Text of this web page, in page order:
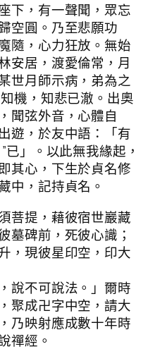
，有一聲聞，眾忘
空圓。乃至悲願功
隨，心力狂放。無始
安居，渡愛倫常，月
世月師示病，弟為之
機，知悲已澈。出奧
聞弦外音，心體自
遊，於友中語：「有
已」。以此無我緣起，
其心，下生於貞名修
中，記持貞名。
提，藉彼宿世巖藏
墓碑前，死彼心識；
，現彼星印空，印大
說不可說法。」爾時
聚成卍字中空，請大
乃映射應成數十年時
禪經。